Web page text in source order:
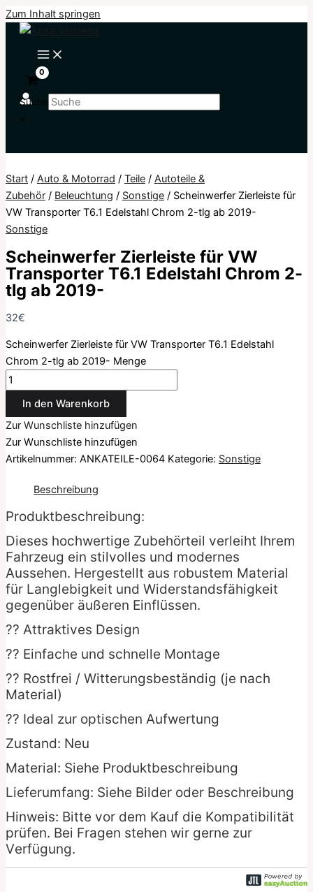
Zum Inhalt springen
Suche
×
Start / Auto & Motorrad / Teile / Autoteile &
Zubehör / Beleuchtung / Sonstige / Scheinwerfer Zierleiste für
VW Transporter T6.1 Edelstahl Chrom 2-tlg ab 2019-
Sonstige
Scheinwerfer Zierleiste für VW
Transporter T6.1 Edelstahl Chrom 2-
tlg ab 2019-
32€
Scheinwerfer Zierleiste für VW Transporter T6.1 Edelstahl
Chrom 2-tlg ab 2019- Menge
In den Warenkorb
Zur Wunschliste hinzufügen
Zur Wunschliste hinzufügen
Artikelnummer: ANKATEILE-0064 Kategorie: Sonstige
Beschreibung
Produktbeschreibung:
Dieses hochwertige Zubehörteil verleiht Ihrem
Fahrzeug ein stilvolles und modernes
Aussehen. Hergestellt aus robustem Material
für Langlebigkeit und Widerstandsfähigkeit
gegenüber äußeren Einflüssen.
?? Attraktives Design
?? Einfache und schnelle Montage
?? Rostfrei / Witterungsbeständig (je nach
Material)
?? Ideal zur optischen Aufwertung
Zustand: Neu
Material: Siehe Produktbeschreibung
Lieferumfang: Siehe Bilder oder Beschreibung
Hinweis: Bitte vor dem Kauf die Kompatibilität
prüfen. Bei Fragen stehen wir gerne zur
Verfügung.